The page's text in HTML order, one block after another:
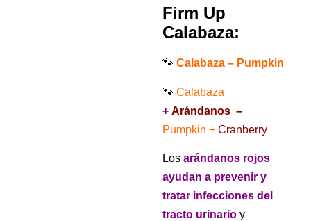
Firm Up
Calabaza:
🐾 Calabaza – Pumpkin
🐾 Calabaza
+ Arándanos–
Pumpkin + Cranberry
Los arándanos rojos
ayudan a prevenir y
tratar infecciones del
tracto urinario y